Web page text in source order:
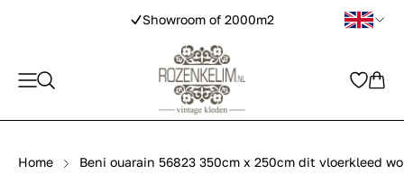
Showroom of 2000m2
Home Beni ouarain 56823 350cm x 250cm dit vloerkleed